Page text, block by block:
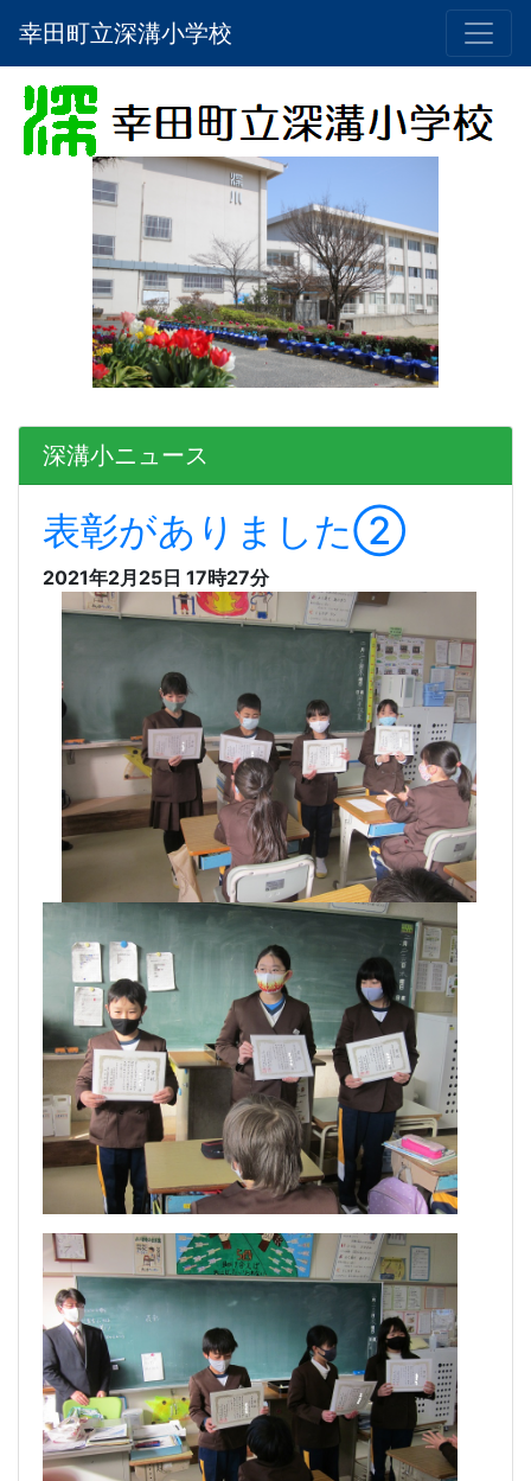
幸田町立深溝小学校
深溝小ニュース
表彰がありました②
2021年2月25日 17時27分